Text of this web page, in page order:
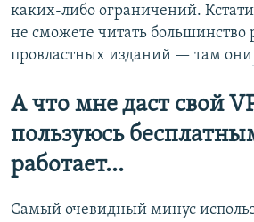
каких-либо ограничений.
не сможете читать большинство
провластных изданий — там они
А что мне даст свой
пользуюсь
работает…
Самый очевидный минус